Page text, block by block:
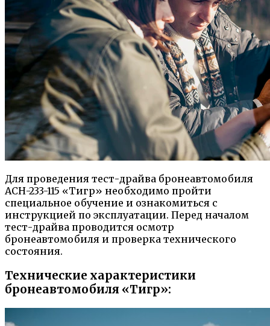
Для проведения тест-драйва бронеавтомобиля
АСН-233-115 «Тигр» необходимо пройти
специальное обучение и ознакомиться с
инструкцией по эксплуатации. Перед началом
тест-драйва проводится осмотр
бронеавтомобиля и проверка технического
состояния.
Технические характеристики
бронеавтомобиля «Тигр»: